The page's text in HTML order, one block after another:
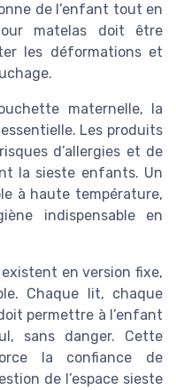
de l’enfant tout en
matelas doit être
les déformations et
maternelle, la
Les produits
d’allergies et de
la sieste enfants. Un
à haute température,
indispensable en
en version fixe,
Chaque lit, chaque
permettre à l’enfant
sans danger. Cette
la confiance de
de l’espace sieste